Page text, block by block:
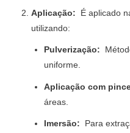
Aplicação: É aplicado
utilizando:
Pulverização:
uniforme.
Aplicação com
áreas.
Imersão: Para